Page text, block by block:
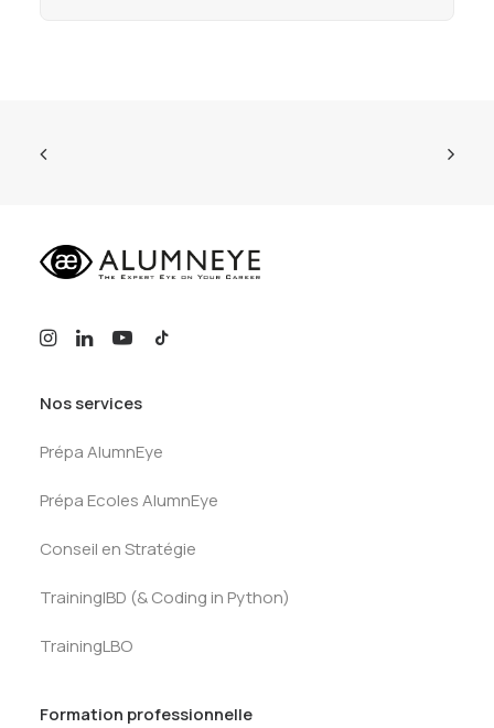
Nos services
Prépa AlumnEye
Prépa Ecoles AlumnEye
Conseil en Stratégie
TrainingIBD (& Coding in Python)
TrainingLBO
Formation professionnelle